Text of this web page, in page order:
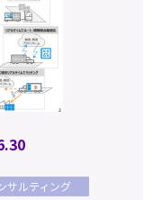
サルティング